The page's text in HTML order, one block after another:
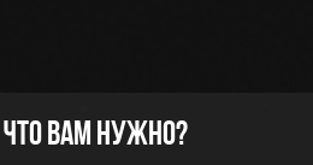
что вам нужно?